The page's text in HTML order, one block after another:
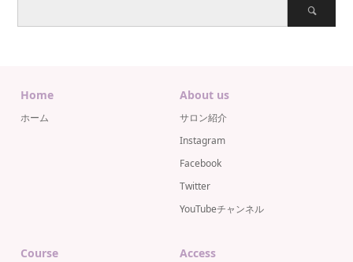
Home
ホーム
About us
サロン紹介
Instagram
Facebook
Twitter
YouTubeチャンネル
Course Access